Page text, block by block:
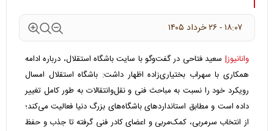
۱۸:۰۷ - ۲۶ خرداد ۱۴۰۵
وانانیوز| سعید فتاحی در گفت‌وگو با سایت باشگاه استقلال، درباره ادامه
همکاری با سهراب بختیاری‌زاده اظهار داشت: باشگاه استقلال امسال
رویکرد خود را نسبت به مباحث فنی و نقل‌وانتقالات به طور کامل تغییر
داده است و مطابق استانداردهای باشگاه‌های بزرگ دنیا فعالیت می‌کند؛
از انتخاب سرمربی، کمک‌مربی و اعضای کادر فنی گرفته تا جذب و حفظ